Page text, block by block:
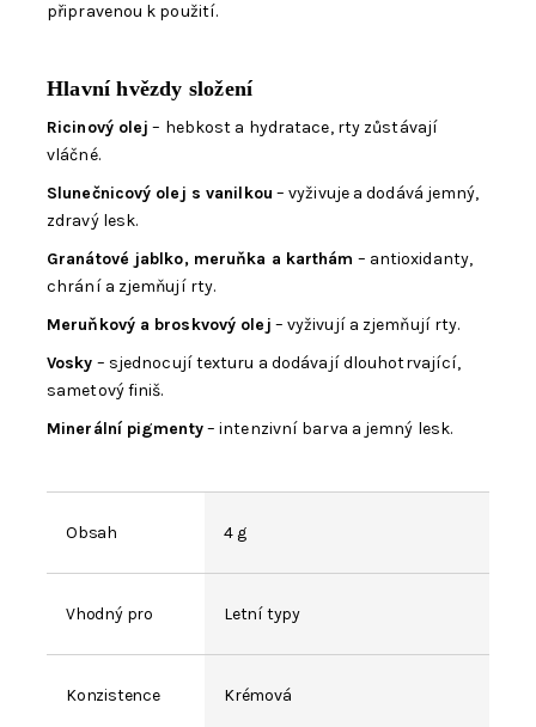
připravenou k použití.
Hlavní hvězdy složení
Ricinový olej – hebkost a hydratace, rty zůstávají
vláčné.
Slunečnicový olej s vanilkou – vyživuje a dodává jemný,
zdravý lesk.
Granátové jablko, meruňka a karthám – antioxidanty,
chrání a zjemňují rty.
Meruňkový a broskvový olej – vyživují a zjemňují rty.
Vosky – sjednocují texturu a dodávají dlouhotrvající,
sametový finiš.
Minerální pigmenty– intenzivní barva a jemný lesk.
Obsah 4 g
Vhodný pro Letní typy
Konzistence Krémová